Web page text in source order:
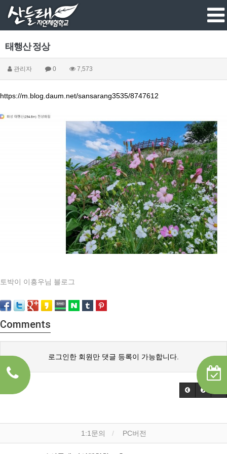
태행산 정상
관리자 0 7,573
https://m.blog.daum.net/sansarang3535/8747612
토박이 이흥우님 블로그
Comments
로그인한 회원만 댓글 등록이 가능합니다.
1:1문의 PC버전